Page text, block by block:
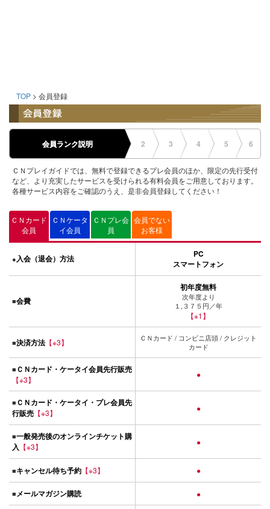
TOP > 会員登録
会員ランク説明 2 3 4 5 6
ＣＮプレイガイドでは、無料で登録できるプレ会員のほか、限定の先行受付
など、より充実したサービスを受けられる有料会員をご用意しております。
各種サービス内容をご確認のうえ、是非会員登録してください！
ＣＮカード
会員
ＣＮケータ
イ会員
ＣＮプレ会
員
会員でない
お客様
●入会（退会）方法
PC
スマートフォン
■会費
初年度無料
次年度より
１,３７５円／年
【※1】
■決済方法 【※3】
ＣＮカード / コンビニ店頭 / クレジット
カード
■ＣＮカード・ケータイ会員先行販売
【※3】
●
■ＣＮカード・ケータイ・プレ会員先
行販売 【※3】 ●
■一般発売後のオンラインチケット購
入 【※3】 ●
■キャンセル待ち予約 【※3】 ●
■メールマガジン購読 ●